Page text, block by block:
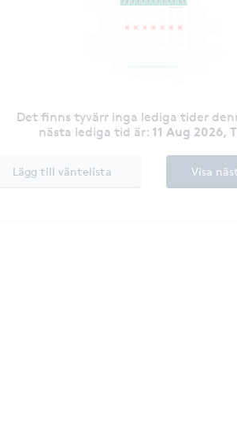
Det finns tyvärr inga lediga tider
nästa lediga tid är: 11 Aug 2026,
Lägg till väntelista Visa